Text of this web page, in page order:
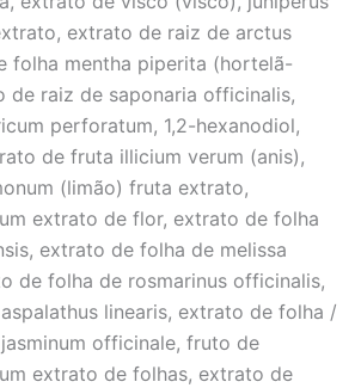
extrato de raiz de arctus
folha mentha piperita (hortelã-
de raiz de saponaria officinalis,
perforatum, 1,2-hexanodiol,
de fruta illicium verum (anis),
(limão) fruta extrato,
extrato de flor, extrato de folha
extrato de folha de melissa
de folha de rosmarinus officinalis,
linearis, extrato de folha /
officinale, fruto de
extrato de folhas, extrato de